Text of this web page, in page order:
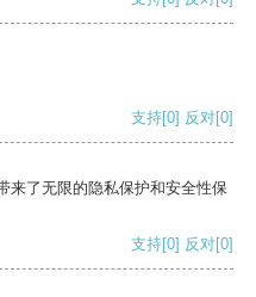
支持[0] 反对[0]
来了无限的隐私保护和安全性保
支持[0] 反对[0]